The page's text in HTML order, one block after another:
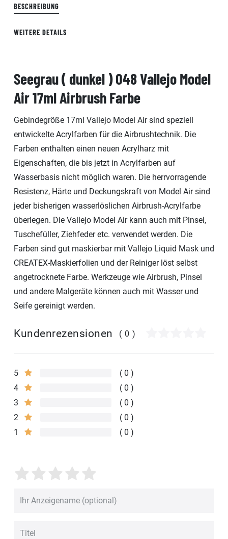
BESCHREIBUNG
WEITERE DETAILS
Seegrau ( dunkel ) 048 Vallejo Model
Air 17ml Airbrush Farbe
Gebindegröße 17ml Vallejo Model Air sind speziell
entwickelte Acrylfarben für die Airbrushtechnik. Die
Farben enthalten einen neuen Acrylharz mit
Eigenschaften, die bis jetzt in Acrylfarben auf
Wasserbasis nicht möglich waren. Die herrvorragende
Resistenz, Härte und Deckungskraft von Model Air sind
jeder bisherigen wasserlöslichen Airbrush-Acrylfarbe
überlegen. Die Vallejo Model Air kann auch mit Pinsel,
Tuschefüller, Ziehfeder etc. verwendet werden. Die
Farben sind gut maskierbar mit Vallejo Liquid Mask und
CREATEX-Maskierfolien und der Reiniger löst selbst
angetrocknete Farbe. Werkzeuge wie Airbrush, Pinsel
und andere Malgeräte können auch mit Wasser und
Seife gereinigt werden.
Kundenrezensionen (0)
5
0
4
0
3
0
2
0
1
0